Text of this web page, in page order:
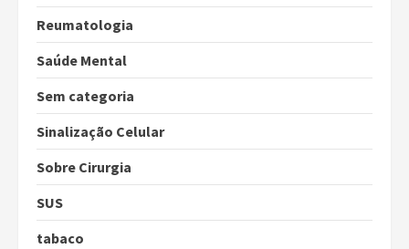
Reumatologia
Saúde Mental
Sem categoria
Sinalização Celular
Sobre Cirurgia
SUS
tabaco